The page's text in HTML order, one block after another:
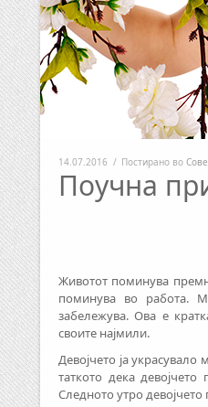
14.07.2016 / Постирано во
Поучна
Животот поминува
поминува во работа.
забележува. Ова е
своите најмили.
Девојчето ја украсувало
таткото дека
Следното утро девојчето